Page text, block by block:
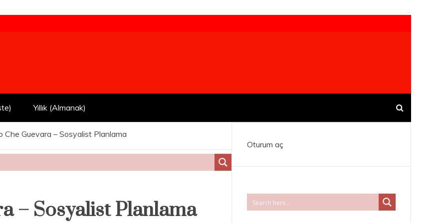
Yıllık (Almanak)
Che Guevara – Sosyalist Planlama
– Sosyalist Planlama
Oturum aç